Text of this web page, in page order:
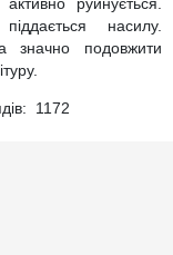
насилу.
значно подовжити
1172